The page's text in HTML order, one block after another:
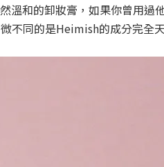
溫和的卸妝膏，如果你曾用過
不同的是Heimish的成分完全